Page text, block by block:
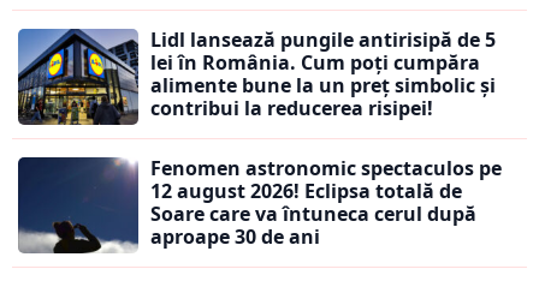
Lidl lansează pungile antirisipă de 5
lei în România. Cum poți cumpăra
alimente bune la un preț simbolic și
contribui la reducerea risipei!
Fenomen astronomic spectaculos pe
12 august 2026! Eclipsa totală de
Soare care va întuneca cerul după
aproape 30 de ani